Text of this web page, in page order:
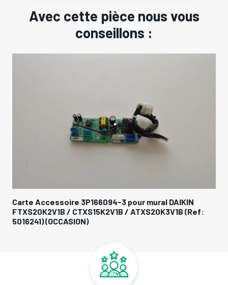
Avec cette pièce nous vous
conseillons :
Lot de 2 Filtres à Air >PP,PP< (300x274mm) pour
mural DAIKIN FTXS20K2V1B / CTXS15K2V1B /
FTZS235NCSS (Ref: 6004988) (OCCASION)